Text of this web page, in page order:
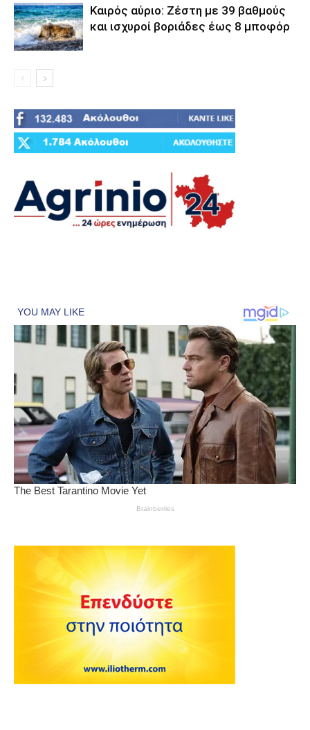
Καιρός αύριο: Ζέστη με 39 βαθμούς
και ισχυροί βοριάδες έως 8 μποφόρ